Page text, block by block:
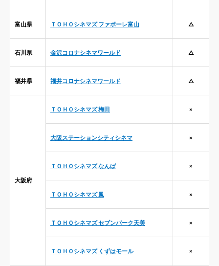
富山県 ＴＯＨＯシネマズ ファボーレ富山 △
石川県 金沢コロナシネマワールド △
福井県 福井コロナシネマワールド △
大阪府
ＴＯＨＯシネマズ 梅田 ×
大阪ステーションシティシネマ ×
ＴＯＨＯシネマズ なんば ×
ＴＯＨＯシネマズ 鳳 ×
ＴＯＨＯシネマズ セブンパーク天美 ×
ＴＯＨＯシネマズ くずはモール ×